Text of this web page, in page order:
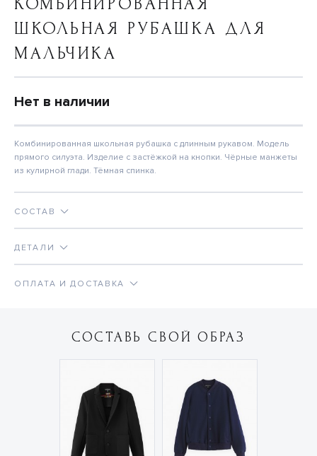
КОМБИНИРОВАННАЯ
ШКОЛЬНАЯ РУБАШКА ДЛЯ
МАЛЬЧИКА
Нет в наличии
Комбинированная школьная рубашка с длинным рукавом. Модель
прямого силуэта. Изделие с застёжкой на кнопки. Чёрные манжеты
из кулирной глади. Тёмная спинка.
СОСТАВ
ДЕТАЛИ
ОПЛАТА И ДОСТАВКА
СОСТАВЬ СВОЙ ОБРАЗ